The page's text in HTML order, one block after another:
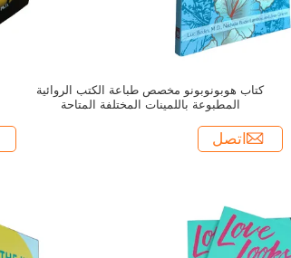
كتاب هوبونوبونو مخصص طباعة الكتب الروائية
المطبوعة باللمينات المختلفة المتاحة
اتصل